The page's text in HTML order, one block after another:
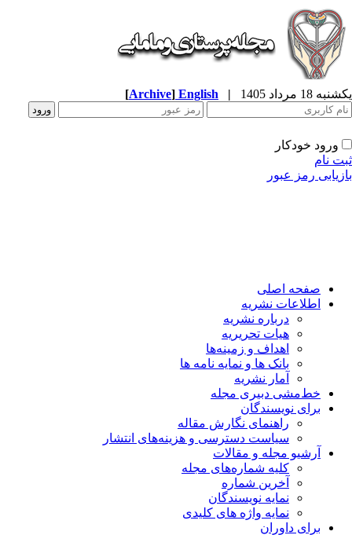
18 مرداد 1405 |
English
[Archive]
ورود خودکار
نام
رمز عبور
صفحه اصلی
اطلاعات نشریه
درباره نشریه
هیات تحریریه
اهداف و زمینه‌ها
بانک ها و نمایه نامه ها
آمار نشریه
خط‌مشی دبیری مجله
برای نویسندگان
راهنمای نگارش مقاله
سیاست دسترسی و هزینه‌های انتشار
آرشیو مجله و مقالات
کلیه شماره‌های مجله
آخرین شماره
نمایه نویسندگان
نمایه واژه های کلیدی
برای داوران